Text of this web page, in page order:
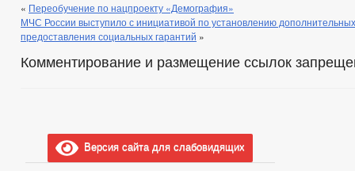
« Переобучение по нацпроекту «Демография»
МЧС России выступило с инициативой по установлению
предоставления социальных гарантий »
Комментирование и размещение ссылок
Версия сайта для слабовидящих